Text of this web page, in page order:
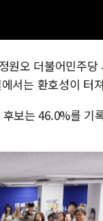
원오 더불어민주
서는 환호성이 터
보는 46.0%를 기